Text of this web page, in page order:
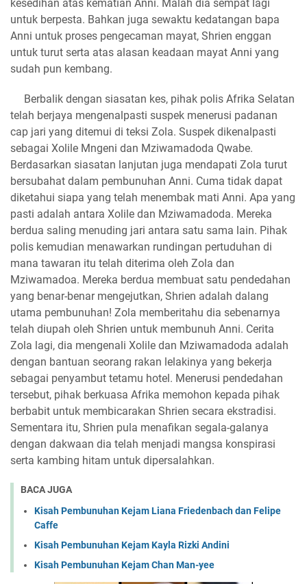
kesedihan atas kematian Anni. Malah dia sempat lagi
untuk berpesta. Bahkan juga sewaktu kedatangan bapa
Anni untuk proses pengecaman mayat, Shrien enggan
untuk turut serta atas alasan keadaan mayat Anni yang
sudah pun kembang.
Berbalik dengan siasatan kes, pihak polis Afrika Selatan
telah berjaya mengenalpasti suspek menerusi padanan
cap jari yang ditemui di teksi Zola. Suspek dikenalpasti
sebagai Xolile Mngeni dan Mziwamadoda Qwabe.
Berdasarkan siasatan lanjutan juga mendapati Zola turut
bersubahat dalam pembunuhan Anni. Cuma tidak dapat
diketahui siapa yang telah menembak mati Anni. Apa yang
pasti adalah antara Xolile dan Mziwamadoda. Mereka
berdua saling menuding jari antara satu sama lain. Pihak
polis kemudian menawarkan rundingan pertuduhan di
mana tawaran itu telah diterima oleh Zola dan
Mziwamadoa. Mereka berdua membuat satu pendedahan
yang benar-benar mengejutkan, Shrien adalah dalang
utama pembunuhan! Zola memberitahu dia sebenarnya
telah diupah oleh Shrien untuk membunuh Anni. Cerita
Zola lagi, dia mengenali Xolile dan Mziwamadoda adalah
dengan bantuan seorang rakan lelakinya yang bekerja
sebagai penyambut tetamu hotel. Menerusi pendedahan
tersebut, pihak berkuasa Afrika memohon kepada pihak
berbabit untuk membicarakan Shrien secara ekstradisi.
Sementara itu, Shrien pula menafikan segala-galanya
dengan dakwaan dia telah menjadi mangsa konspirasi
serta kambing hitam untuk dipersalahkan.
BACA JUGA
Kisah Pembunuhan Kejam Liana Friedenbach dan Felipe
Caffe
Kisah Pembunuhan Kejam Kayla Rizki Andini
Kisah Pembunuhan Kejam Chan Man-yee